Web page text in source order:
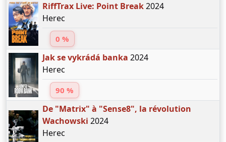
RiffTrax Live: Point Break2024
Herec
0 %
Jak se vykrádá banka 2024
Herec
90 %
De "Matrix" à "Sense8", la révolution
Wachowski 2024
Herec